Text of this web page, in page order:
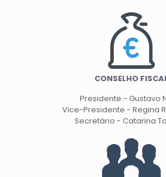
CONSELHO
Presidente - Gustavo
Vice-Presidente - Regina
Secretário - Catarina